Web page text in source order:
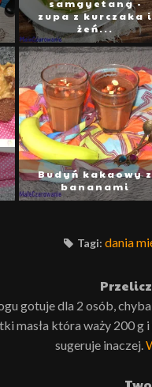
samgyetang -
zupa z kurczaka i
żeń...
Budyń kakaowy z
bananami
Tagi: dania
gotuje dla 2 osób,
masła która waży 200
sugeruje inaczej.